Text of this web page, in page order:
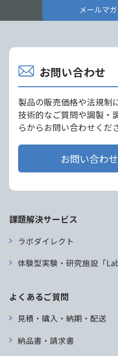
メールマ
お問い合わせ
製品の販売価格や法規制
技術的なご質問や調製・
らからお問い合わせくだ
お問い合わ
課題解決サービス
ラボダイレクト
体験型実験・研究施設「
よくあるご質問
見積・購入・納期・配送
納品書・請求書